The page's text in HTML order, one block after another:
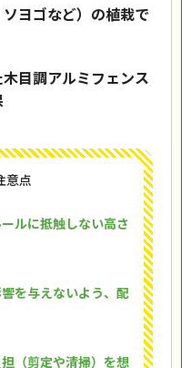
ヨゴなど）の植栽で
目調アルミフェンス
意点
ルに抵触しない高さ
を与えないよう、配
（剪定や清掃）を想